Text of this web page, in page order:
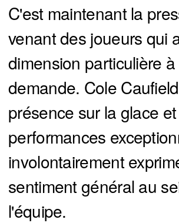
C'est maintenant la
venant des joueurs qui
dimension particulière
demande. Cole
présence sur la glace
performances
involontairement
sentiment général au
l'équipe.